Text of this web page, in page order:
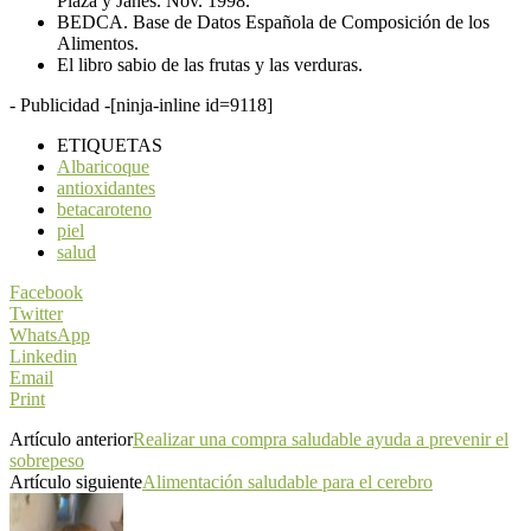
BEDCA. Base de Datos Española de Composición de los
Alimentos.
El libro sabio de las frutas y las verduras.
- Publicidad -[ninja-inline id=9118]
ETIQUETAS
Albaricoque
antioxidantes
betacaroteno
piel
salud
Facebook
Twitter
WhatsApp
Linkedin
Email
Print
Artículo anteriorRealizar una compra saludable ayuda a prevenir el
sobrepeso
Artículo siguienteAlimentación saludable para el cerebro